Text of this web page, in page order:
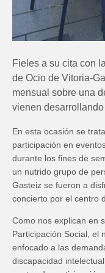
Fieles a su cita con
de Ocio de Vitoria-
mensual sobre una
vienen
En esta ocasión se
participación en
durante los fines de
un nutrido grupo de
Gasteiz se fueron a
concierto por el centro
Como nos explican en
Participación Social, el
enfocado a las
discapacidad